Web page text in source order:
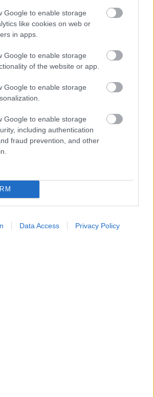
Google to enable storage
like cookies on web or
in apps.
Google to enable storage
of the website or app.
Google to enable storage
Google to enable storage
including authentication
fraud prevention, and other
Data Access Privacy Policy
παχυσαρκία: Σημαντική